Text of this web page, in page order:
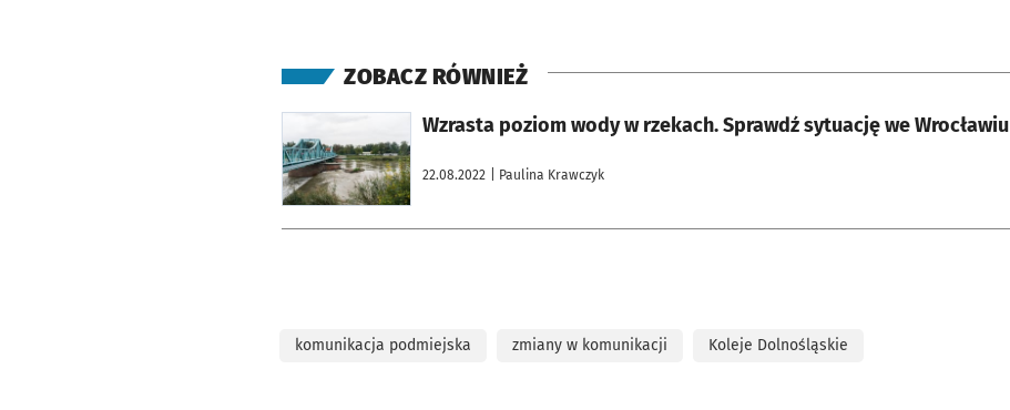
ZOBACZ RÓWNIEŻ
Wzrasta poziom wody w rzekach. Sprawdź sytuację we Wrocławiu
22.08.2022 | Paulina Krawczyk
otworzy się w nowej karcie
komunikacja podmiejska zmiany w komunikacji Koleje Dolnośląskie